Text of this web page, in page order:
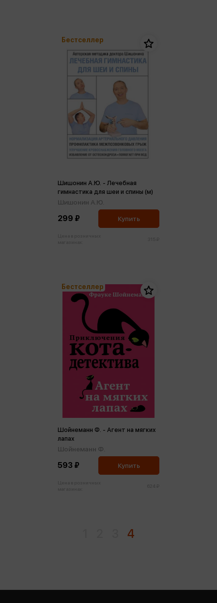
Бестселлер
Шишонин А.Ю. - Лечебная
гимнастика для шеи и спины (м)
Шишонин А.Ю.
299 ₽ Купить
Бестселлер
Шойнеманн Ф. - Агент на мягких
лапах
Шойнеманн Ф.
593 ₽ Купить
4